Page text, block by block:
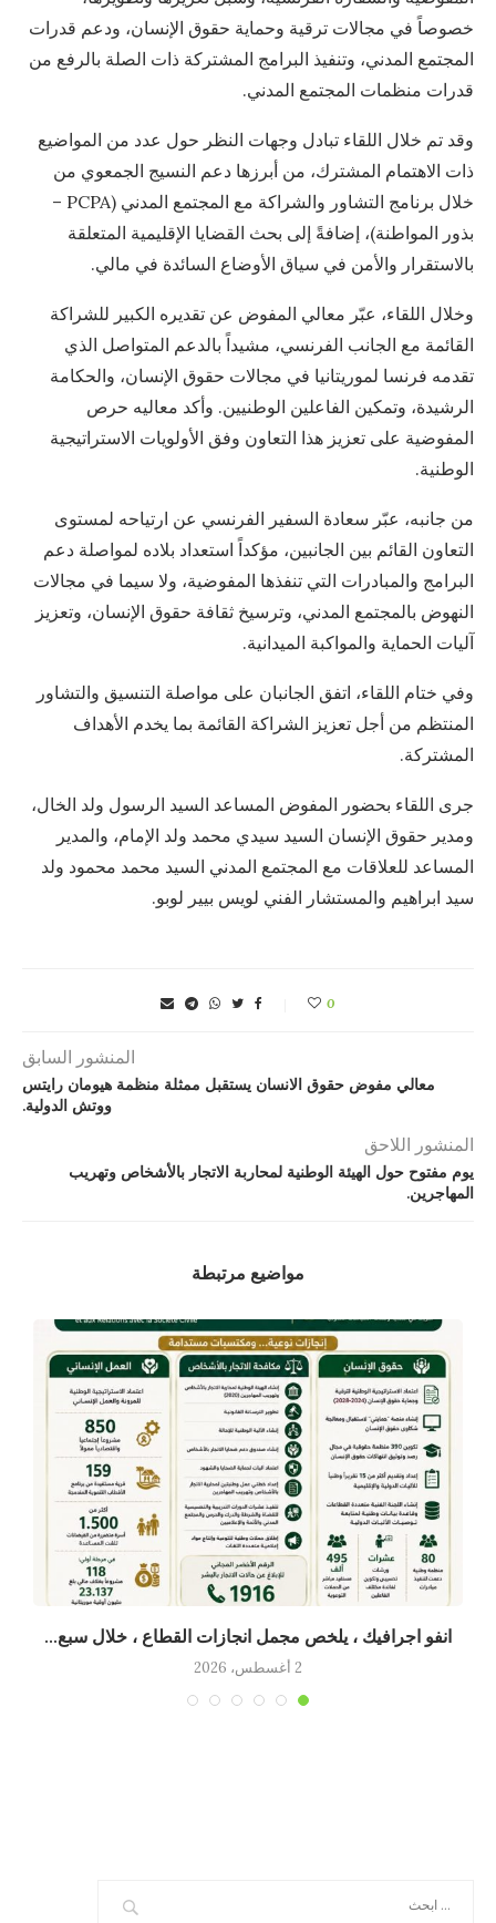
خصوصاً في مجالات ترقية وحماية حقوق الإنسان، ودعم قدرات
المجتمع المدني، وتنفيذ البرامج المشتركة ذات الصلة بالرفع من
قدرات منظمات المجتمع المدني.
وقد تم خلال اللقاء تبادل وجهات النظر حول عدد من المواضيع
ذات الاهتمام المشترك، من أبرزها دعم النسيج الجمعوي من
خلال برنامج التشاور والشراكة مع المجتمع المدني (PCPA –
بذور المواطنة)، إضافةً إلى بحث القضايا الإقليمية المتعلقة
بالاستقرار والأمن في سياق الأوضاع السائدة في مالي.
وخلال اللقاء، عبّر معالي المفوض عن تقديره الكبير للشراكة
القائمة مع الجانب الفرنسي، مشيداً بالدعم المتواصل الذي
تقدمه فرنسا لموريتانيا في مجالات حقوق الإنسان، والحكامة
الرشيدة، وتمكين الفاعلين الوطنيين. وأكد معاليه حرص
المفوضية على تعزيز هذا التعاون وفق الأولويات الاستراتيجية
الوطنية.
من جانبه، عبّر سعادة السفير الفرنسي عن ارتياحه لمستوى
التعاون القائم بين الجانبين، مؤكداً استعداد بلاده لمواصلة دعم
البرامج والمبادرات التي تنفذها المفوضية، ولا سيما في مجالات
النهوض بالمجتمع المدني، وترسيخ ثقافة حقوق الإنسان، وتعزيز
آليات الحماية والمواكبة الميدانية.
وفي ختام اللقاء، اتفق الجانبان على مواصلة التنسيق والتشاور
المنتظم من أجل تعزيز الشراكة القائمة بما يخدم الأهداف
المشتركة.
جرى اللقاء بحضور المفوض المساعد السيد الرسول ولد الخال،
ومدير حقوق الإنسان السيد سيدي محمد ولد الإمام، والمدير
المساعد للعلاقات مع المجتمع المدني السيد محمد محمود ولد
سيد ابراهيم والمستشار الفني لويس بيير لوبو.
0
المنشور السابق
معالي مفوض حقوق الانسان يستقبل ممثلة منظمة هيومان رايتس
ووتش الدولية.
المنشور اللاحق
يوم مفتوح حول الهيئة الوطنية لمحاربة الاتجار بالأشخاص وتهريب
المهاجرين.
مواضيع مرتبطة
انفو اجرافيك ، يلخص مجمل انجازات القطاع ، خلال سبع...
2 أغسطس، 2026